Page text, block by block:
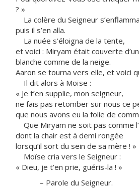
? »
La colère du Seigneur
puis il s’en alla.
La nuée s’éloigna de la tente,
et voici : Miryam était couverte
blanche comme de la neige.
Aaron se tourna vers elle, et voici
Il dit alors à Moïse :
« Je t’en supplie, mon seigneur,
ne fais pas retomber sur nous ce
que nous avons eu la folie de
Que Miryam ne soit pas comme
dont la chair est à demi rongée
lorsqu’il sort du sein de sa mère ! »
Moïse cria vers le Seigneur :
« Dieu, je t’en prie, guéris-la ! »
– Parole du Seigneur.